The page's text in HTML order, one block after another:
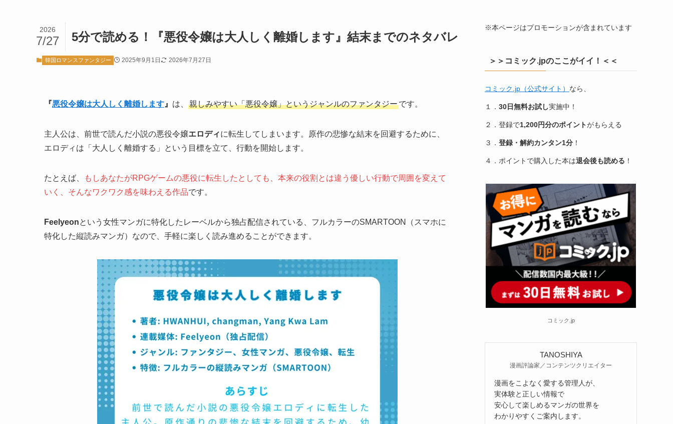
5分で読める！『悪役令嬢は大人しく離婚します』結末までのネタバレ
2026
7/27
韓国ロマンスファンタジー 2025年9月1日 2026年7月27日
『悪役令嬢は大人しく離婚します 』 は、 親しみやすい「悪役令嬢」というジャンルのファンタジーです。
主人公は、前世で読んだ小説の悪役令嬢エロディに転生してしまいます。原作の悲惨な結末を回避するために、
エロディは「大人しく離婚する」という目標を立て、行動を開始します。
たとえば、
もしあなたがRPGゲームの悪役に転生したとしても、本来の役割とは違う優しい行動で周囲を変えて
いく、そんなワクワク感を味わえる作品です。
Feelyeonという女性マンガに特化したレーベルから独占配信されている、フルカラーのSMARTOON（スマホに
特化した縦読みマンガ）なので、手軽に楽しく読み進めることができます。
※本ページはプロモーションが含まれています
＞＞コミック.jpのここがイイ！＜＜
コミック.jp（公式サイト） なら、
１． 30日無料お試し実施中！
２．登録で1,200円分のポイントがもらえる
３． 登録・解約カンタン1分 ！
４．ポイントで購入した本は退会後も読める ！
コミック.jp
TANOSHIYA
漫画評論家／コンテンツクリエイター
漫画をこよなく愛する管理人が、
実体験と正しい情報で
安心して楽しめるマンガの世界を
わかりやすくご案内します。